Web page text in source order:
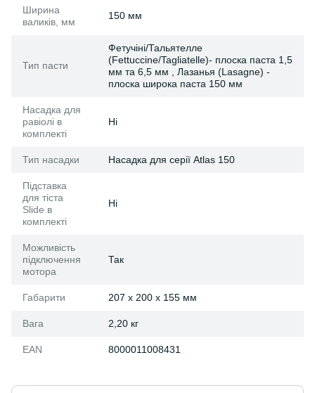
Ширина
валиків, мм
150 мм
Тип пасти
Фетучіні/Тальятелле
(Fettuccine/Tagliatelle)- плоска паста 1,5
мм та 6,5 мм , Лазанья (Lasagne) -
плоска широка паста 150 мм
Насадка для
равіолі в
комплекті
Ні
Тип насадки Насадка для серії Atlas 150
Підставка
для тіста
Slide в
комплекті
Ні
Можливість
підключення
мотора
Так
Габарити 207 x 200 x 155 мм
Вага 2,20 кг
EAN 8000011008431